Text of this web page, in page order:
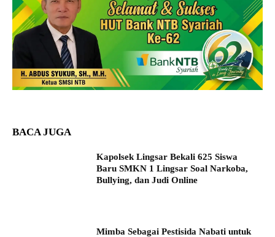
BACA JUGA
Kapolsek Lingsar Bekali 625 Siswa
Baru SMKN 1 Lingsar Soal Narkoba,
Bullying, dan Judi Online
Mimba Sebagai Pestisida Nabati untuk